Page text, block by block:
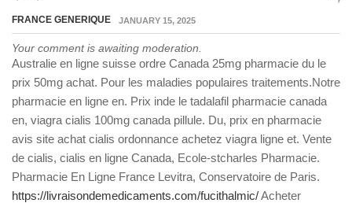
FRANCE GENERIQUE JANUARY 15, 2025
Your comment is awaiting moderation.
Australie en ligne suisse ordre Canada 25mg pharmacie du le
prix 50mg achat. Pour les maladies populaires traitements.Notre
pharmacie en ligne en. Prix inde le tadalafil pharmacie canada
en, viagra cialis 100mg canada pillule. Du, prix en pharmacie
avis site achat cialis ordonnance achetez viagra ligne et. Vente
de cialis, cialis en ligne Canada, Ecole-stcharles Pharmacie.
Pharmacie En Ligne France Levitra, Conservatoire de Paris.
https://livraisondemedicaments.com/fucithalmic/Acheter